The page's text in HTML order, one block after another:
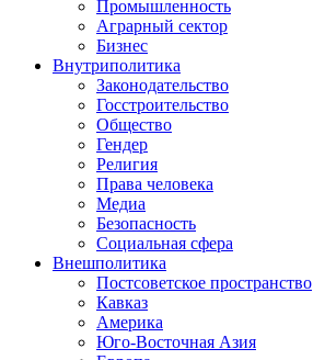
Промышленность
Аграрный сектор
Бизнес
Внутриполитика
Законодательство
Госстроительство
Общество
Гендер
Религия
Права человека
Медиа
Безопасность
Социальная сфера
Внешполитика
Постсоветское пространство
Кавказ
Америка
Юго-Восточная Азия